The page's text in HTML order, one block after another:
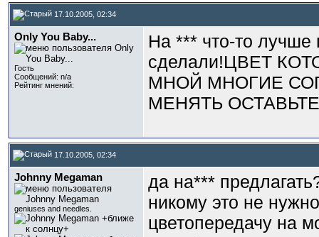
17.10.2005, 02:34
Only You Baby...
Гость
Сообщений: n/a
Рейтинг мнений:
На *** что-то лучше
сделали!ЦВЕТ
МНОЙ МНОГИЕ
МЕНЯТЬ
17.10.2005, 02:34
Johnny Megaman
geniuses and needles.
да на***
никому это не
цветопередачу на